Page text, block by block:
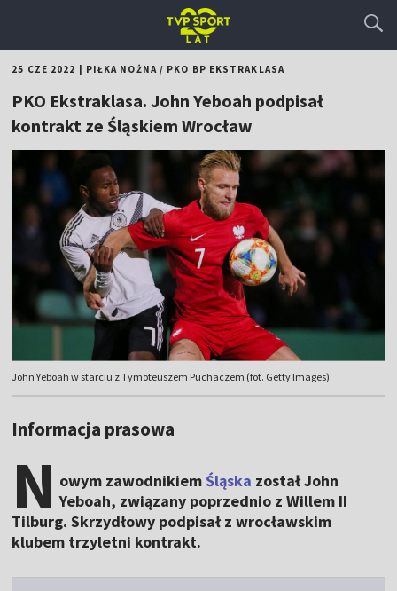
25 CZE 2022 PIŁKA NOŻNA/ PKO BP EKSTRAKLASA
PKO Ekstraklasa. John Yeboah podpisał
kontrakt ze Śląskiem Wrocław
John Yeboah w starciu z Tymoteuszem Puchaczem (fot. Getty Images)
Informacja prasowa
N owym zawodnikiem Śląska został John
Yeboah, związany poprzednio z Willem II
Tilburg. Skrzydłowy podpisał z wrocławskim
klubem trzyletni kontrakt.